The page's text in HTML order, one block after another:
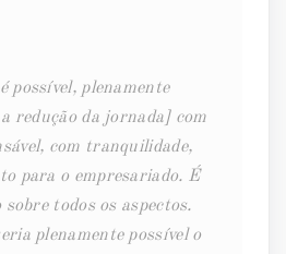
possível, plenamente
redução da jornada] com
com tranquilidade,
para o empresariado. É
todos os aspectos.
plenamente possível o